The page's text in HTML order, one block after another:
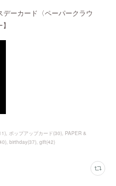
ーカード〈ペーパークラウ
) ポップアップカード(30) PAPER &
) birthday(37) gift(42)